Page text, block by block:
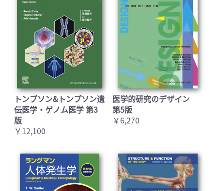
トンプソン&トンプソン遺
伝医学・ゲノム医学 第3
版
￥12,100
医学的研究のデザイン
第5版
￥6,270